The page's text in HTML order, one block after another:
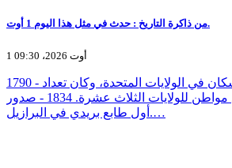
من ذاكرة التاريخ : حدث في مثل هذا اليوم 1 أوت.
1 أوت 2026، 09:30
1790 - إجراء أول تعداد للسكان في الولايات المتحدة، وكان تعداد
السكان آنذاك 4 ملايين مواطن للولايات الثلاث عشرة. 1834 - صدور
أول طابع بريدي في البرازيل.…